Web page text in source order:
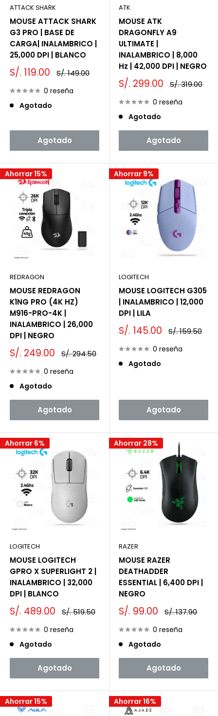
ATTACK SHARK
MOUSE ATTACK SHARK
G3 PRO | BASE DE
CARGA| INALAMBRICO |
25,000 DPI | BLANCO
Precio
de
venta
S/. 119.00 Precio
habitual
S/. 149.00
0 reseña
Agotado
Agotado
ATK
MOUSE ATK
DRAGONFLY A9
ULTIMATE |
INALAMBRICO | 8,000
Hz | 42,000 DPI | NEGRO
Precio
de
venta
S/. 299.00 Precio
habitual
S/. 319.00
0 reseña
Agotado
Agotado
Ahorrar 15%
REDRAGON
MOUSE REDRAGON
K1NG PRO (4K HZ)
M916-PRO-4K |
INALAMBRICO | 26,000
DPI | NEGRO
Precio
de
venta
S/. 249.00 Precio
habitual
S/. 294.50
0 reseña
Agotado
Agotado
Ahorrar 9%
LOGITECH
MOUSE LOGITECH G305
| INALAMBRICO | 12,000
DPI | LILA
Precio
de
venta
S/. 145.00 Precio
habitual
S/. 159.50
0 reseña
Agotado
Agotado
Ahorrar 6%
LOGITECH
MOUSE LOGITECH
GPRO X SUPERLIGHT 2 |
INALAMBRICO | 32,000
DPI | BLANCO
Precio
de
venta
S/. 489.00 Precio
habitual
S/. 519.50
0 reseña
Agotado
Agotado
Ahorrar 28%
RAZER
MOUSE RAZER
DEATHADDER
ESSENTIAL | 6,400 DPI |
NEGRO
Precio
de
venta
S/. 99.00 Precio
habitual
S/. 137.90
0 reseña
Agotado
Agotado
Ahorrar 15% Ahorrar 16%